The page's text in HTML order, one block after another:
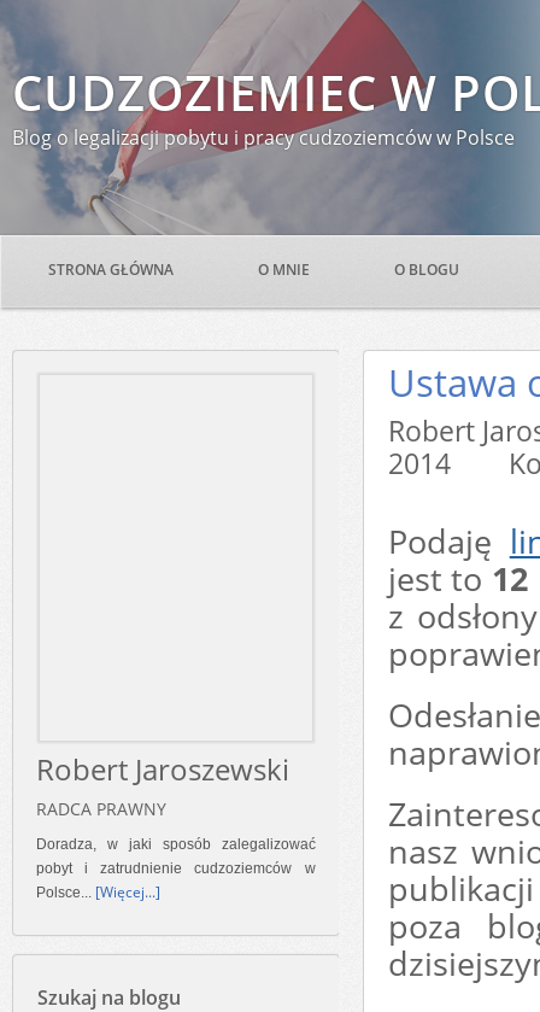
CUDZOZIEMIEC W
Blog o legalizacji pobytu i pracy cudzoziemców w Polsce
STRONA GŁÓWNA O MNIE O BLOGU
Ustawa
Robert
2014
Podaję
jest to
z
nasz
poza
Robert Jaroszewski
RADCA PRAWNY
Doradza, w jaki sposób zalegalizować
pobyt i zatrudnienie cudzoziemców w
Polsce... [Więcej...]
Szukaj na blogu